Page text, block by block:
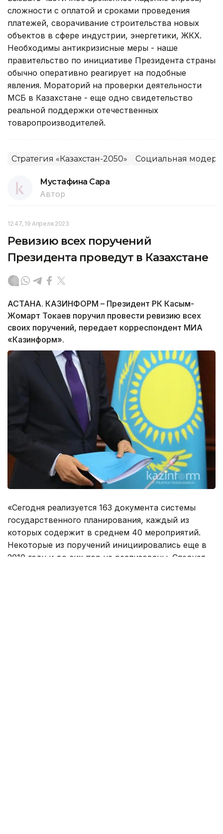
сложности с оплатой и сроками проведения
платежей, сворачивание строительства новых
объектов в сфере индустрии, энергетики, ЖКХ.
Необходимы антикризисные меры - наше
правительство по инициативе Президента страны
обычно оперативно реагирует на подобные
явления. Мораторий на проверки деятельности
МСБ в Казахстане - еще одно свидетельство
реальной поддержки отечественных
товаропроизводителей.
Стратегия «Казахстан-2050» Социальная
Мустафина Сара
Автор
12:47, 19 Апреля 2023
Ревизию всех поручений
Президента проведут в Казахстане
АСТАНА. КАЗИНФОРМ – Президент РК Касым-
Жомарт Токаев поручил провести ревизию всех
своих поручений, передает корреспондент МИА
«Казинформ».
«Сегодня реализуется 163 документа системы
государственного планирования, каждый из
которых содержит в среднем 40 мероприятий.
Некоторые из поручений инициировались еще в
2010 году и до сих пор не реализованы. Следует